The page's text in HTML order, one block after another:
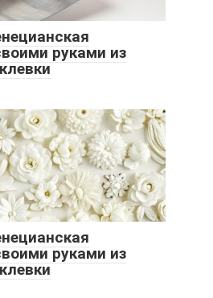
руками из
руками из